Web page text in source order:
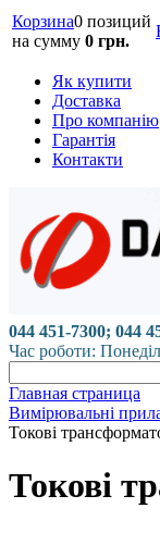
Корзина0 позиций
на сумму 0 грн.
Як купити
Доставка
Про компанію
Гарантія
Контакти
044 451-7300; 044
Час роботи:
Главная страница
Вимірювальні
Токові
Токові